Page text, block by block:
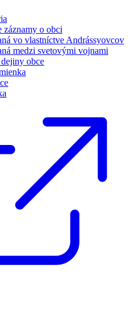
záznamy o obci
vo vlastníctve Andrássyovcov
medzi svetovými vojnami
obce